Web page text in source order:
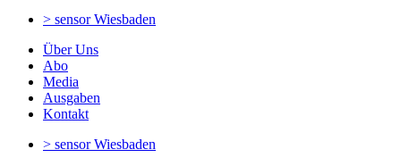
> sensorWiesbaden
Über Uns
Abo
Media
Ausgaben
Kontakt
> sensorWiesbaden